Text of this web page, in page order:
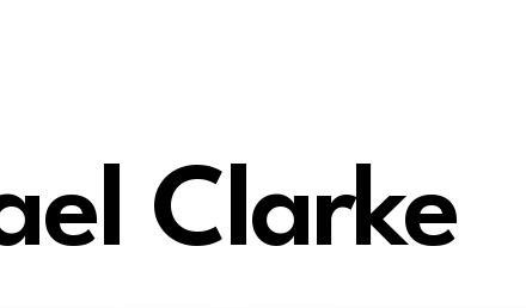
Clarke